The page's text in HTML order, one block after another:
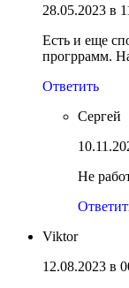
28.05.2023 в
Есть и еще
прогррамм.
Ответить
Сергей
Не
Viktor
12.08.2023 в